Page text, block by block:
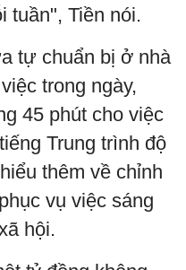
tuần", Tiền nói.
tự chuẩn bị ở nhà
trong ngày,
45 phút cho việc
Trung trình độ
thêm về chỉnh
vụ việc sáng
hội.